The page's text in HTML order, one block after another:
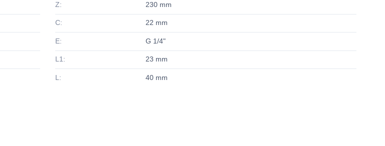
Z: 230 mm
C: 22 mm
E: G 1/4"
L1: 23 mm
L: 40 mm